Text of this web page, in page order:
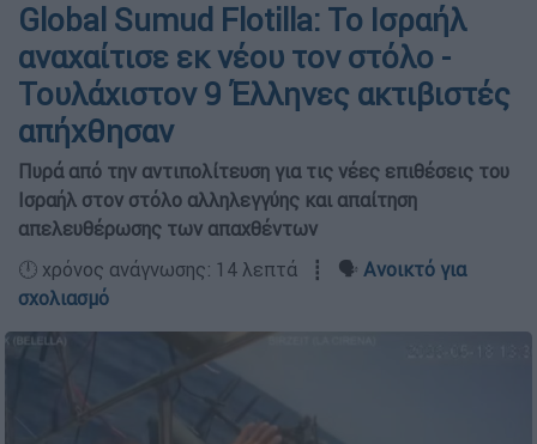
Global Sumud Flotilla: Το Ισραήλ
αναχαίτισε εκ νέου τον στόλο -
Τουλάχιστον 9 Έλληνες ακτιβιστές
απήχθησαν
Πυρά από την αντιπολίτευση για τις νέες επιθέσεις του
Ισραήλ στον στόλο αλληλεγγύης και απαίτηση
απελευθέρωσης των απαχθέντων
🕛 χρόνος ανάγνωσης: 14 λεπτά ┋ 🗣️ Ανοικτό για
σχολιασμό